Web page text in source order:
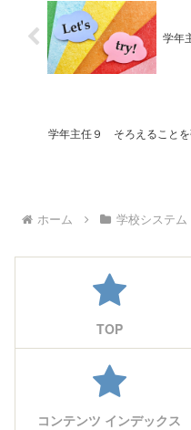
学年
学年主任９ そろえること
ホーム 学校システム
TOP
コンテンツ インデックス